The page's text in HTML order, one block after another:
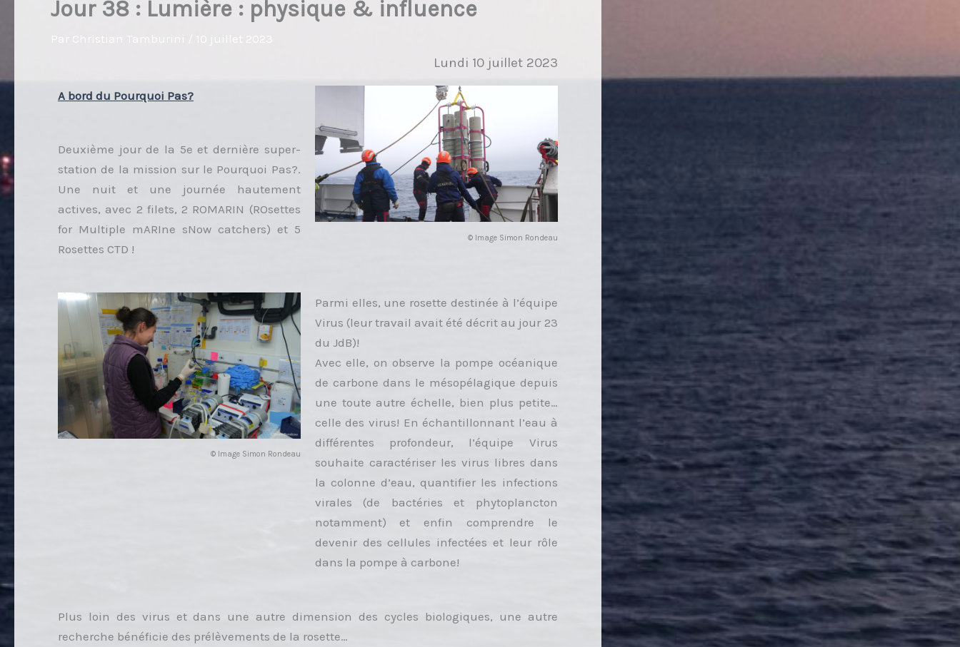
Jour 38 : Lumière : physique & influence
Par Christian Tamburini 10 juillet 2023
Lundi 10 juillet 2023
A bord du Pourquoi Pas?
Deuxième jour de la 5e et dernière super-
station de la mission sur le Pourquoi Pas?.
Une nuit et une journée hautement
actives, avec 2 filets, 2 ROMARIN (ROsettes
for Multiple mARIne sNow catchers) et 5
Rosettes CTD !
© Image Simon Rondeau
© Image Simon Rondeau
Parmi elles, une rosette destinée à l’équipe
Virus (leur travail avait été décrit au jour 23
du JdB)!
Avec elle, on observe la pompe océanique
de carbone dans le mésopélagique depuis
une toute autre échelle, bien plus petite…
celle des virus! En échantillonnant l’eau à
différentes profondeur, l’équipe Virus
souhaite caractériser les virus libres dans
la colonne d’eau, quantifier les infections
virales (de bactéries et phytoplancton
notamment) et enfin comprendre le
devenir des cellules infectées et leur rôle
dans la pompe à carbone!
Plus loin des virus et dans une autre dimension des cycles biologiques, une autre
recherche bénéficie des prélèvements de la rosette…